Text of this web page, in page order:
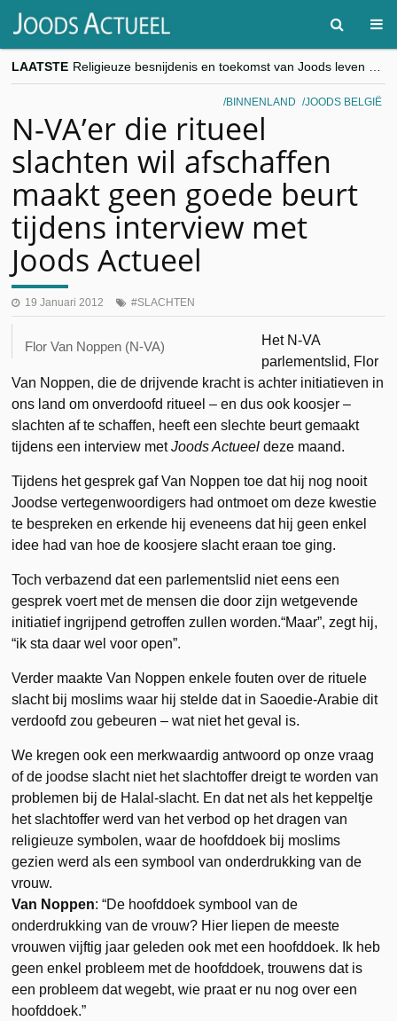
LAATSTE
“Besnijdenisdebat toont hoe moeilijk seculiere Westen minderheden begrijpt”, Jinnih Beels (Vooruit)
CITYTRIP | ROEMENIË – Boekarest: de verrassing van Oost-Europa
BINNENLAND JOODS BELGIË
N-VA’er die ritueel
slachten wil afschaffen
maakt geen goede beurt
tijdens interview met
Joods Actueel
19 Januari 2012 SLACHTEN
Flor Van Noppen (N-VA)
Het N-VA
parlementslid, Flor
Van Noppen, die de drijvende kracht is achter initiatieven in
ons land om onverdoofd ritueel – en dus ook koosjer –
slachten af te schaffen, heeft een slechte beurt gemaakt
tijdens een interview metJoods Actueel deze maand.
Tijdens het gesprek gaf Van Noppen toe dat hij nog nooit
Joodse vertegenwoordigers had ontmoet om deze kwestie
te bespreken en erkende hij eveneens dat hij geen enkel
idee had van hoe de koosjere slacht eraan toe ging.
Toch verbazend dat een parlementslid niet eens een
gesprek voert met de mensen die door zijn wetgevende
initiatief ingrijpend getroffen zullen worden.“Maar”, zegt hij,
“ik sta daar wel voor open”.
Verder maakte Van Noppen enkele fouten over de rituele
slacht bij moslims waar hij stelde dat in Saoedie-Arabie dit
verdoofd zou gebeuren – wat niet het geval is.
We kregen ook een merkwaardig antwoord op onze vraag
of de joodse slacht niet het slachtoffer dreigt te worden van
problemen bij de Halal-slacht. En dat net als het keppeltje
het slachtoffer werd van het verbod op het dragen van
religieuze symbolen, waar de hoofddoek bij moslims
gezien werd als een symbool van onderdrukking van de
vrouw.
Van Noppen: “De hoofddoek symbool van de
onderdrukking van de vrouw? Hier liepen de meeste
vrouwen vijftig jaar geleden ook met een hoofddoek. Ik heb
geen enkel probleem met de hoofddoek, trouwens dat is
een probleem dat wegebt, wie praat er nu nog over een
hoofddoek.”